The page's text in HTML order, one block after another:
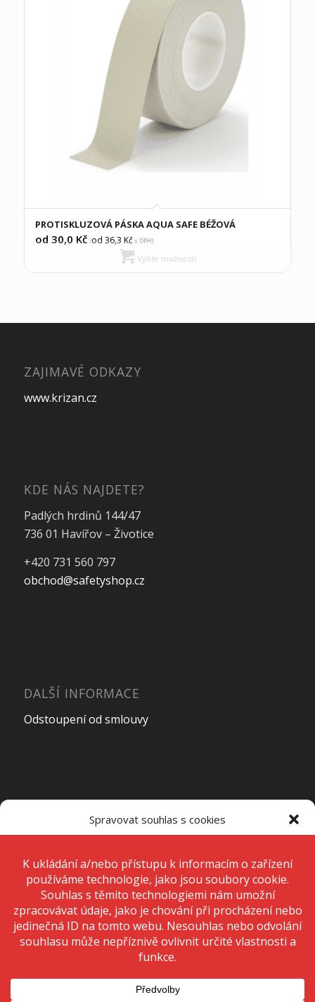
Spravovat souhlas s cookies
technologie, jako jsou soubory cookie. Děláme to, abychom zlepšili
zážitek z prohlížení a zobrazovali personalizované reklamy. Souhlas s
těmito technologiemi nám umožní zpracovávat údaje, jako je chování
při procházení nebo jedinečná ID na tomto webu. Nesouhlas nebo
odvolání souhlasu může nepříznivě ovlivnit určité vlastnosti a funkce.
Přijmout
Odmítnout
PROTISKLUZOVÁ PÁSKA AQUA SAFE BÉŽOVÁ
od 30,0 Kč (od 36,3 Kčs DPH)
Výběr možností
ZAJIMAVÉ ODKAZY
www.krizan.cz
KDE NÁS NAJDETE?
Padlých hrdinů 144/47
736 01 Havířov – Životice
+420 731 560 797
obchod@safetyshop.cz
DALŠÍ INFORMACE
Odstoupení od smlouvy
Pondělí – Pátek7:00 – 15:00
SobotaZavřeno
Neděle Zavřeno